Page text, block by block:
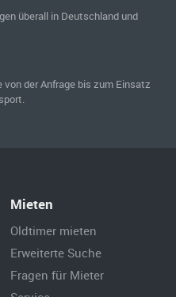
überall in Deutschland und
der Anfrage bis zum Einsatz
Mieten
Oldtimer mieten
Erweiterte Suche
Fragen für Mieter